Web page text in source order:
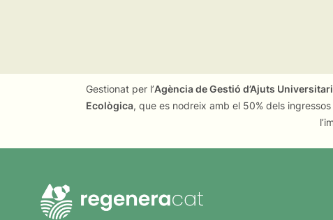
Gestionat per l’Agència de Gestió d’Ajuts
Ecològica, que es nodreix amb el 50% dels